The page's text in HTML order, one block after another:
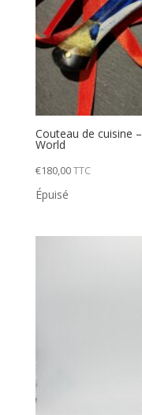
Couteau de cuisine
World
€180,00TTC
Épuisé